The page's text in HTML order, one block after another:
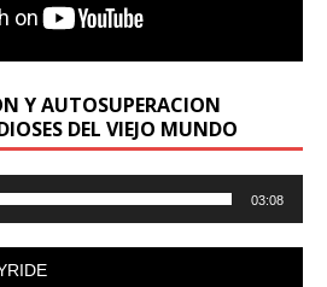
Y AUTOSUPERACION
DEL VIEJO MUNDO
03:08